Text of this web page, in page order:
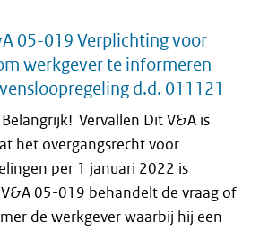
05-019 Verplichting voor
werkgever te informeren
d.d. 011121
Belangrijk! Vervallen Dit V&A is
het overgangsrecht voor
per 1 januari 2022 is
05-019 behandelt de vraag of
de werkgever waarbij hij een